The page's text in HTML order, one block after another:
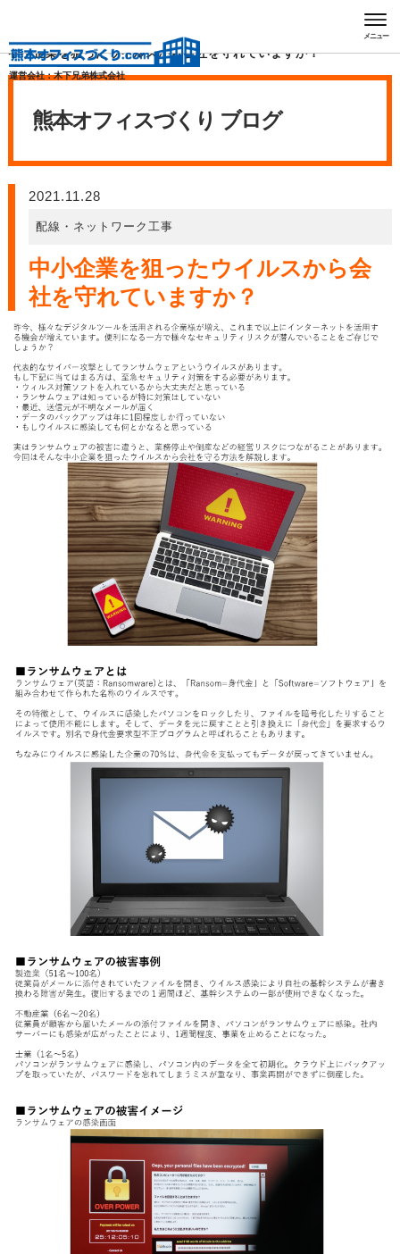
運営会社：木下兄弟株式会社
メニュー
中小企業を狙ったウイルスから会社を守れていますか？
熊本オフィスづくり ブログ
2021.11.28
配線・ネットワーク工事
中小企業を狙ったウイルスから会
社を守れていますか？